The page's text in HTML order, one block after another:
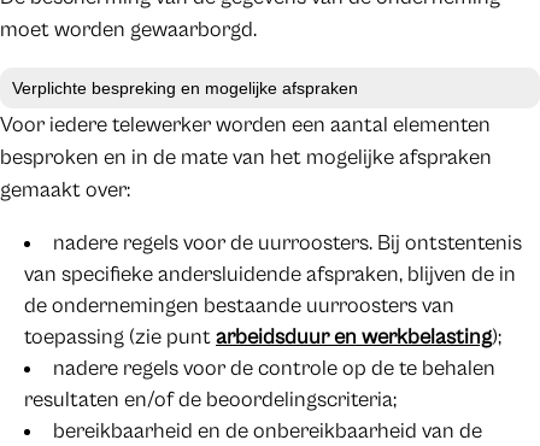
moet worden gewaarborgd.
Verplichte bespreking en mogelijke afspraken
Voor iedere telewerker worden een aantal elementen
besproken en in de mate van het mogelijke afspraken
gemaakt over:
nadere regels voor de uurroosters. Bij ontstentenis
van specifieke andersluidende afspraken, blijven de in
de ondernemingen bestaande uurroosters van
toepassing (zie puntarbeidsduur en werkbelasting);
nadere regels voor de controle op de te behalen
resultaten en/of de beoordelingscriteria;
bereikbaarheid en de onbereikbaarheid van de